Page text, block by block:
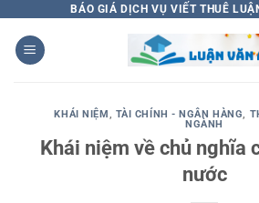
qua
nội
BÁO GIÁ DỊCH VỤ VIẾT THUÊ
KHÁI NIỆM, TÀI CHÍNH - NGÂN HÀNG,
NGÀNH
Khái niệm về chủ nghĩa
nước